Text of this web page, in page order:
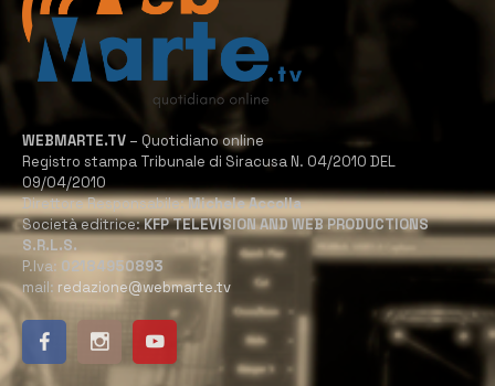
WEBMARTE.TV – Quotidiano online
Registro stampa Tribunale di Siracusa N. 04/2010 DEL
09/04/2010
Direttore Responsabile:Michele Accolla
Società editrice:KFP TELEVISION AND WEB PRODUCTIONS
S.R.L.S.
P.Iva: 02184950893
mail: redazione@webmarte.tv